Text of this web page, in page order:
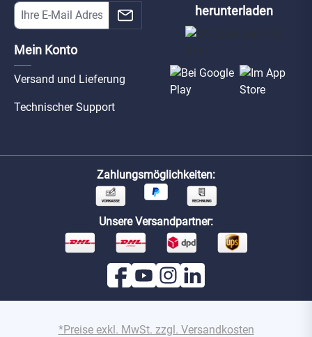
Mein Konto
Versand und Lieferung
Technischer Support
herunterladen
Zahlungsmöglichkeiten:
Unsere Versandpartner:
*Preise exkl. MwSt. zzgl. Versandkosten